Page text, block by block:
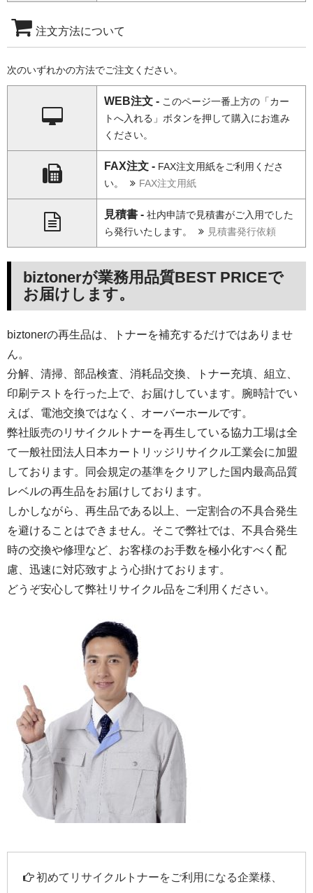
注文方法について
次のいずれかの方法でご注文ください。
WEB注文 - このページ一番上方の「カー
トへ入れる」ボタンを押して購入にお進み
ください。
FAX注文 - FAX注文用紙をご利用くださ
い。
FAX注文用紙
見積書 - 社内申請で見積書がご入用でした
ら発行いたします。
見積書発行依頼
biztonerが業務用品質BEST PRICEで
お届けします。
biztonerの再生品は、トナーを補充するだけではありませ
ん。
分解、清掃、部品検査、消耗品交換、トナー充填、組立、
印刷テストを行った上で、お届けしています。腕時計でい
えば、電池交換ではなく、オーバーホールです。
弊社販売のリサイクルトナーを再生している協力工場は全
て一般社団法人日本カートリッジリサイクル工業会に加盟
しております。同会規定の基準をクリアした国内最高品質
レベルの再生品をお届けしております。
しかしながら、再生品である以上、一定割合の不具合発生
を避けることはできません。そこで弊社では、不具合発生
時の交換や修理など、お客様のお手数を極小化すべく配
慮、迅速に対応致すよう心掛けております。
どうぞ安心して弊社リサイクル品をご利用ください。
初めてリサイクルトナーをご利用になる企業様、